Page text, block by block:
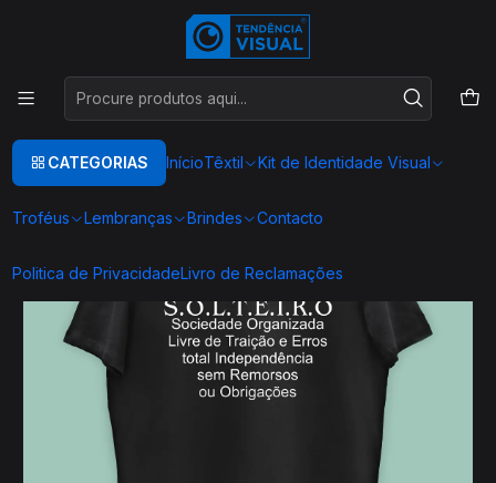
CATEGORIAS InícioTêxtil Kit de Identidade Visual
Troféus Lembranças Brindes Contacto
Politica de PrivacidadeLivro de Reclamações
Este é o texto do slideLer mais